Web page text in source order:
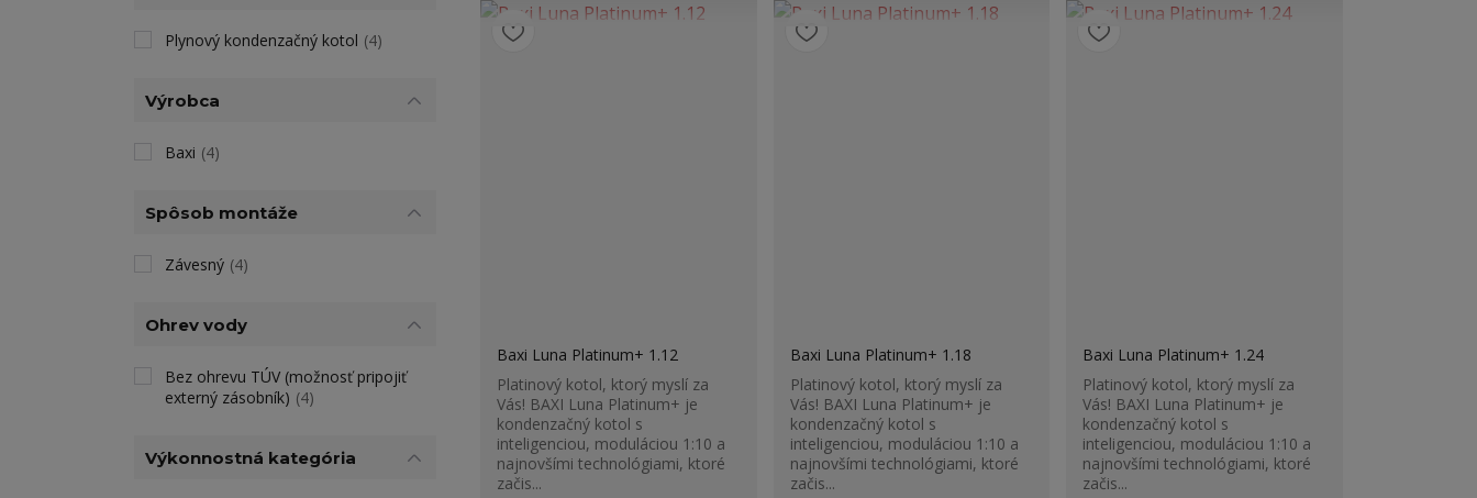
Baxi Luna Platinum+ 1.12
Platinový kotol, ktorý myslí za
Vás! BAXI Luna Platinum+ je
kondenzačný kotol s
inteligenciou, moduláciou 1:10 a
najnovšími technológiami, ktoré
začis...
Baxi Luna Platinum+ 1.18
Platinový kotol, ktorý myslí za
Vás! BAXI Luna Platinum+ je
kondenzačný kotol s
inteligenciou, moduláciou 1:10 a
najnovšími technológiami, ktoré
začis...
Baxi Luna Platinum+ 1.24
Platinový kotol, ktorý myslí za
Vás! BAXI Luna Platinum+ je
kondenzačný kotol s
inteligenciou, moduláciou 1:10 a
najnovšími technológiami, ktoré
začis...
Plynový kondenzačný kotol (4)
Výrobca
Baxi (4)
Spôsob montáže
Závesný (4)
Ohrev vody
Bez ohrevu TÚV (možnosť pripojiť
externý zásobník) (4)
Výkonnostná kategória